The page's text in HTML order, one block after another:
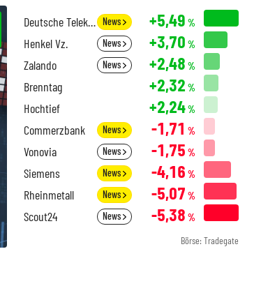
Deutsche Telekom News +5,49 %
Henkel Vz. News +3,70 %
Zalando News +2,48 %
Brenntag +2,32 %
Hochtief +2,24%
Commerzbank News -1,71 %
Vonovia News -1,75 %
Siemens News -4,16 %
Rheinmetall News -5,07 %
Scout24 News -5,38 %
Börse: Tradegate